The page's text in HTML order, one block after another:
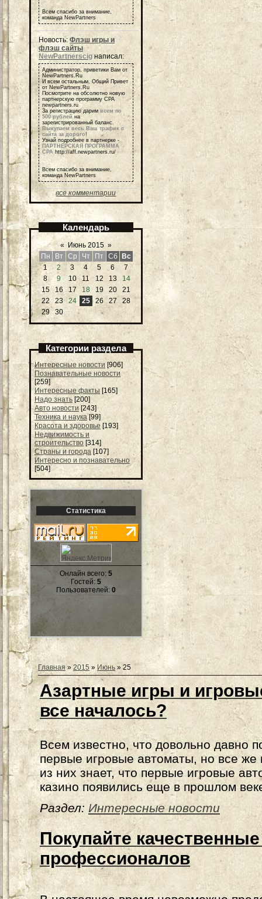
Всем спасибо за внимание,
команда NewPartners
Новость: Флэш игры и
флэш сайты
NewPartnerscig написал:
Администратор, приветики Вам от
NewPartners.Ru
И всем остальным, Общий Привет
от NewPartners.Ru
Посмотрите на обсолютно новую
партнерскую программу СРА
newpartners.ru
За регистрацию дарим всем по
500 рублей на
зарегистрированный баланс.
Выкупаем весь Ваш трафик с
сайта за дорого!
Узнай подробнее в партнерке -
ПАРТНЕРСКАЯ ПРОГРАММА
СРА http://aff.newpartners.ru/
Всем спасибо за внимание,
команда NewPartners
все комментарии
Календарь
« Июнь 2015 »
Пн
Вт Ср Чт Пт Сб Вс
1
2 3 4 5 6
7
8
9 10 11 12 13
14
15
16 17 18 19 20
21
22
23 24 25 26 27
28
29
30
Категории раздела
Интересные новости [906]
Познавательные новости
[259]
Интересные факты [165]
Надо знать [200]
Авто новости [243]
Техника и наука [99]
Красота и здоровье [193]
Недвижимость и
строительство [314]
Страны и города [107]
Интересно и познавательно
[504]
Статистика
Онлайн всего: 5
Гостей: 5
Пользователей: 0
Главная » 2015 » Июнь » 25
Азартные игры и
все началось?
Всем известно, что довольно давно
первые игровые автоматы, но все же
из них знает, что первые игровые
казино появились еще в прошлом
Раздел: Интересные новости
Покупайте
профессионалов